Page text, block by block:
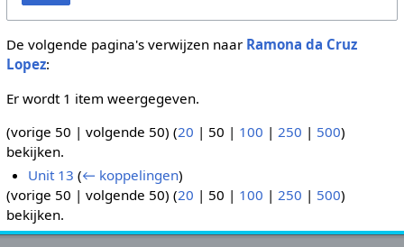
De volgende pagina's verwijzen naar Ramona da Cruz
Lopez:
Er wordt 1 item weergegeven.
(vorige 50 | volgende 50) (20 | 50 | 100 | 250 | 500)
bekijken.
Unit 13 (← koppelingen)
(vorige 50 | volgende 50) (20 | 50 | 100 | 250 | 500)
bekijken.